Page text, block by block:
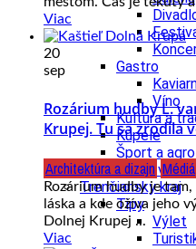
Gastro
Víno
Kultúra a
Kúpele
Šport a
Školstvo
Trenčiansky kraj
Tipy
Výlet
Viac
20
sep
Rozárium hudby L.
Krupej. Tu sa zrodila
Architektúra a dizajn Médiá
Rozárium hudby je
láska a kde ožíva jeho
Dolnej Krupej ...
Viac